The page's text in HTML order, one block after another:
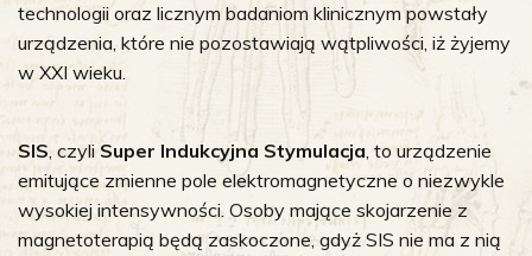
technologii oraz licznym badaniom klinicznym powstały
urządzenia, które nie pozostawiają wątpliwości, iż żyjemy
w XXI wieku.
SIS, czyli Super Indukcyjna Stymulacja, to urządzenie
emitujące zmienne pole elektromagnetyczne o niezwykle
wysokiej intensywności. Osoby mające skojarzenie z
magnetoterapią będą zaskoczone, gdyż SIS nie ma z nią